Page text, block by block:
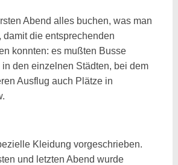
Abend alles buchen, was man
damit die entsprechenden
konnten: es mußten Busse
den einzelnen Städten, bei dem
Ausflug auch Plätze in
Kleidung vorgeschrieben.
und letzten Abend wurde